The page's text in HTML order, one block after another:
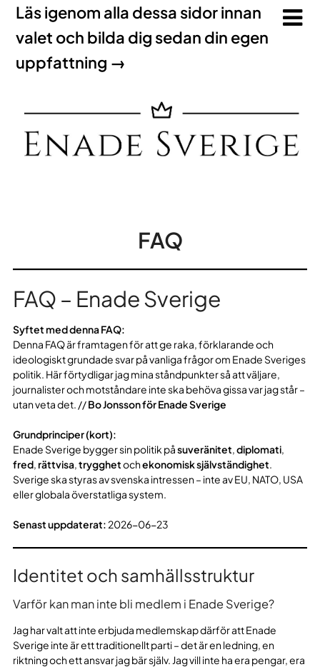
Läs igenom alla dessa sidor innan
valet och bilda dig sedan din egen
uppfattning →
FAQ
FAQ – Enade Sverige
Syftet med denna FAQ:
Denna FAQ är framtagen för att ge raka, förklarande och
ideologiskt grundade svar på vanliga frågor om Enade Sveriges
politik. Här förtydligar jag mina ståndpunkter så att väljare,
journalister och motståndare inte ska behöva gissa var jag står –
utan veta det. //Bo Jonsson för Enade Sverige
Grundprinciper (kort):
Enade Sverige bygger sin politik påsuveränitet,diplomati,
fred, rättvisa,trygghetochekonomisk självständighet.
Sverige ska styras av svenska intressen – inte av EU, NATO, USA
eller globala överstatliga system.
Senast uppdaterat: 2026-06-23
Identitet och samhällsstruktur
Varför kan man inte bli medlem i Enade Sverige?
Jag har valt att inte erbjuda medlemskap därför att Enade
Sverige inte är ett traditionellt parti – det är en ledning, en
riktning och ett ansvar jag bär själv. Jag vill inte ha era pengar, era